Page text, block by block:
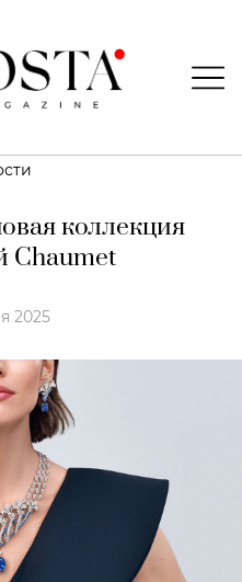
коллекция
Chaumet
2025